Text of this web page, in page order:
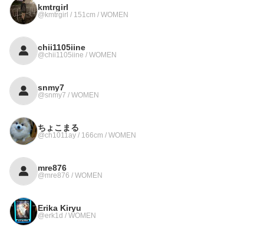
kmtrgirl
@kmtrgirl / 151cm / WOMEN
chii1105iine
@chii1105iine / WOMEN
snmy7
@snmy7 / WOMEN
ちょこまる
@ch1011ay / 166cm / WOMEN
mre876
@mre876 / WOMEN
Erika Kiryu
@erk1d / WOMEN